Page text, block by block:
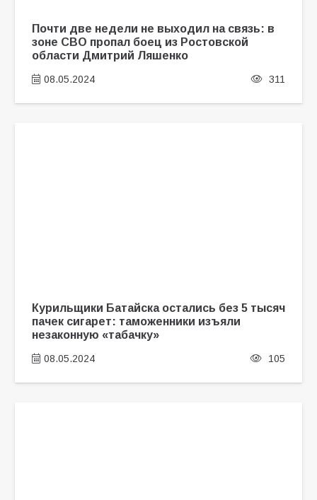
Почти две недели не выходил на связь: в
зоне СВО пропал боец из Ростовской
области Дмитрий Ляшенко
08.05.2024 311
Курильщики Батайска остались без 5 тысяч
пачек сигарет: таможенники изъяли
незаконную «табачку»
08.05.2024 105